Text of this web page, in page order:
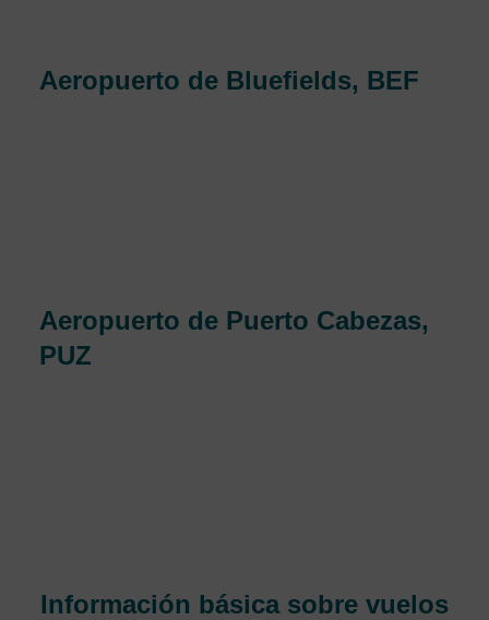
Aeropuerto de Bluefields, BEF
Aeropuerto de Puerto Cabezas,
PUZ
Información básica sobre vuelos